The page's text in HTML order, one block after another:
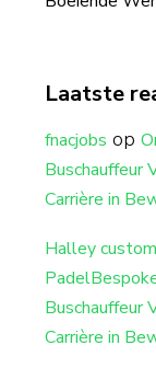
Laatste
fnacjobs op
Buschauffeur
Carrière in
Halley
Buschauffeur
Carrière in